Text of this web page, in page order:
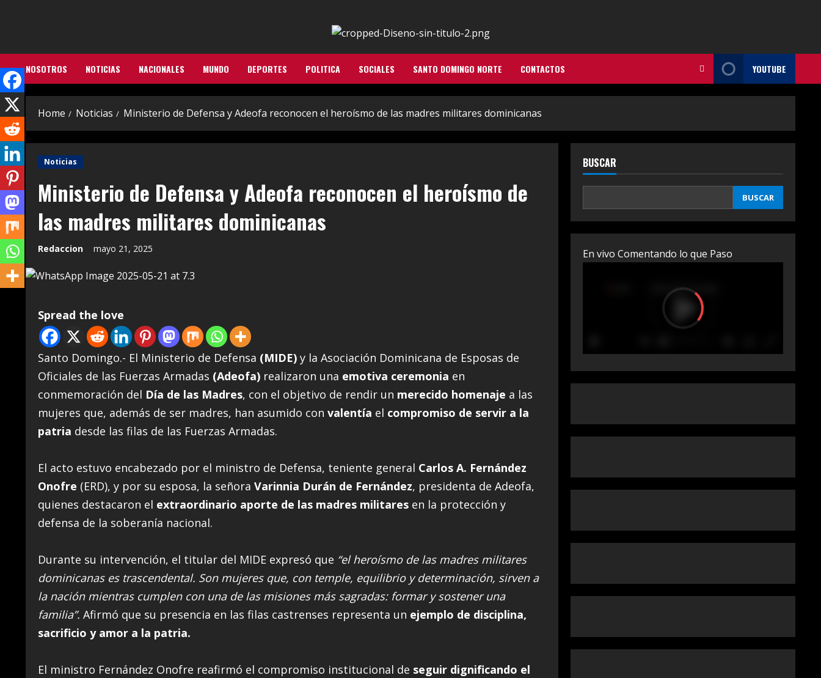
NOSOTROS NOTICIAS NACIONALES MUNDO DEPORTES POLITICA SOCIALES SANTO DOMINGO NORTE CONTACTOS YOUTUBE
Home Noticias Ministerio de Defensa y Adeofa reconocen el heroísmo de las madres militares dominicanas
Noticias
Ministerio de Defensa y Adeofa reconocen el heroísmo de
las madres militares dominicanas
Redaccion mayo 21, 2025
Spread the love
Santo Domingo.- El Ministerio de Defensa (MIDE) y la Asociación Dominicana de Esposas de
Oficiales de las Fuerzas Armadas (Adeofa) realizaron una emotiva ceremonia en
conmemoración del Día de las Madres, con el objetivo de rendir un merecido homenaje a las
mujeres que, además de ser madres, han asumido con valentía el compromiso de servir a la
patria desde las filas de las Fuerzas Armadas.
El acto estuvo encabezado por el ministro de Defensa, teniente general Carlos A. Fernández
Onofre (ERD), y por su esposa, la señora Varinnia Durán de Fernández, presidenta de Adeofa,
quienes destacaron el extraordinario aporte de las madres militares en la protección y
defensa de la soberanía nacional.
Durante su intervención, el titular del MIDE expresó que “el heroísmo de las madres militares
dominicanas es trascendental. Son mujeres que, con temple, equilibrio y determinación, sirven a
la nación mientras cumplen con una de las misiones más sagradas: formar y sostener una
familia”. Afirmó que su presencia en las filas castrenses representa un ejemplo de disciplina,
sacrificio y amor a la patria.
El ministro Fernández Onofre reafirmó el compromiso institucional de seguir dignificando el
BUSCAR
BUSCAR
En vivo Comentando lo que Paso